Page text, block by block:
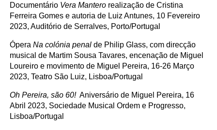
Documentário Vera Mantero realização de Cristina
Ferreira Gomes e autoria de Luiz Antunes, 10 Fevereiro
2023, Auditório de Serralves, Porto/Portugal
Ópera Na colónia penal de Philip Glass, com direcção
musical de Martim Sousa Tavares, encenação de Miguel
Loureiro e movimento de Miguel Pereira, 16-26 Março
2023, Teatro São Luiz, Lisboa/Portugal
Oh Pereira, são 60!Aniversário de Miguel Pereira, 16
Abril 2023, Sociedade Musical Ordem e Progresso,
Lisboa/Portugal